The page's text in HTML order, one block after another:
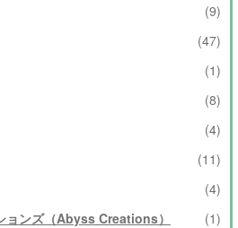
(9)
(47)
(1)
(8)
(4)
(11)
(4)
ョンズ（Abyss Creations）
(1)